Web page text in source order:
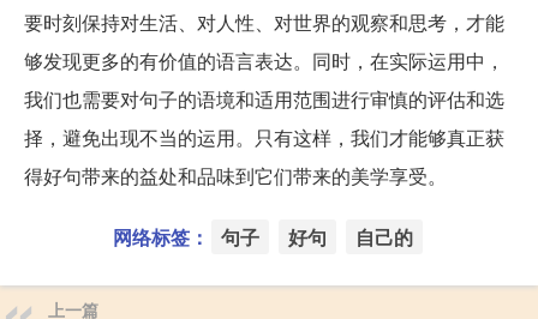
要时刻保持对生活、对人性、对世界的观察和思考，才能
够发现更多的有价值的语言表达。同时，在实际运用中，
我们也需要对句子的语境和适用范围进行审慎的评估和选
择，避免出现不当的运用。只有这样，我们才能够真正获
得好句带来的益处和品味到它们带来的美学享受。
网络标签： 句子 好句 自己的
上一篇